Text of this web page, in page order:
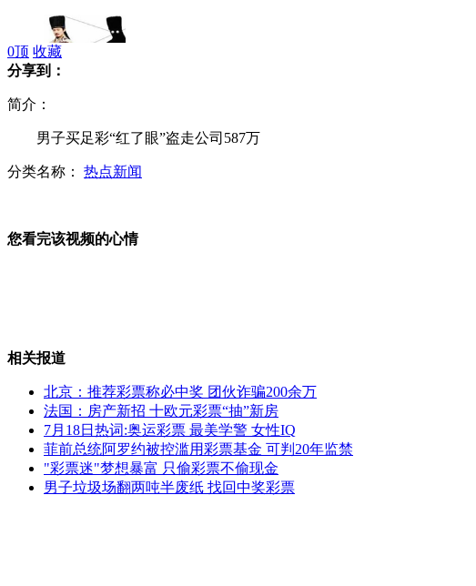
易建联称未接到当旗手通知 还是个谜
上海高速路惊现连环骗术
网事焦点:我的暑假"托"给谁
0顶 收藏
分享到：
简介：
男子买足彩“红了眼”盗走公司587万
分类名称： 热点新闻
您看完该视频的心情
相关报道
北京：推荐彩票称必中奖 团伙诈骗200余万
法国：房产新招 十欧元彩票“抽”新房
7月18日热词:奥运彩票 最美学警 女性IQ
菲前总统阿罗约被控滥用彩票基金 可判20年监禁
"彩票迷"梦想暴富 只偷彩票不偷现金
男子垃圾场翻两吨半废纸 找回中奖彩票